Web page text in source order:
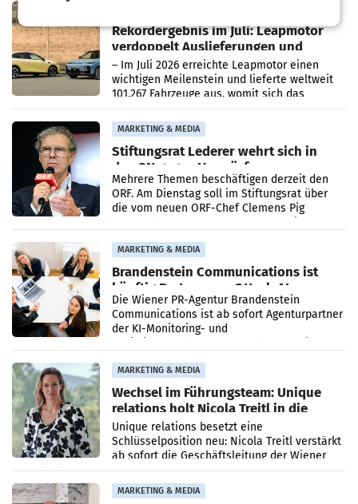
Rekordergebnis im Juli: Leapmotor
verdoppelt Auslieferungen und
überschreitet die 100.000er-Marke
– Im Juli 2026 erreichte Leapmotor einen
wichtigen Meilenstein und lieferte weltweit
101.267 Fahrzeuge aus, womit sich das
Ergebnis gegenüber Juli 2025 mehr als
verdoppelte (+102
MARKETING & MEDIA
Stiftungsrat Lederer wehrt sich in
den SN gegen Vorwürfe
Mehrere Themen beschäftigen derzeit den
ORF. Am Dienstag soll im Stiftungsrat über
die vom neuen ORF-Chef Clemens Pig
MARKETING & MEDIA
Brandenstein Communications ist
künftig Partner von OtterlyAI
Die Wiener PR-Agentur Brandenstein
Communications ist ab sofort Agenturpartner
der KI-Monitoring- und
MARKETING & MEDIA
Wechsel im Führungsteam: Unique
relations holt Nicola Treitl in die
Geschäftsleitung
Unique relations besetzt eine
Schlüsselposition neu: Nicola Treitl verstärkt
ab sofort die Geschäftsleitung der Wiener
PR-Agentur an der Seite von Josef Kalina und
Anna Kalina-Mahr.
MARKETING & MEDIA